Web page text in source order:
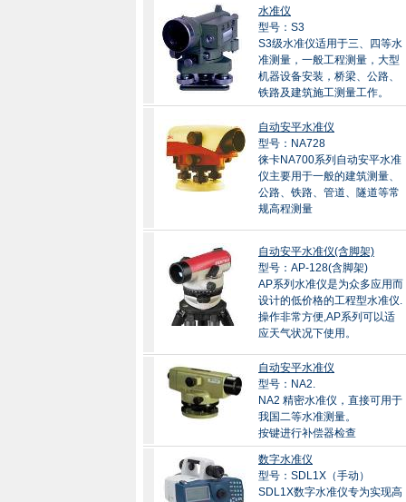
水准仪
型号：S3
S3级水准仪适用于三、四等水
准测量，一般工程测量，大型
机器设备安装，桥梁、公路、
铁路及建筑施工测量工作。
自动安平水准仪
型号：NA728
徕卡NA700系列自动安平水准
仪主要用于一般的建筑测量、
公路、铁路、管道、隧道等常
规高程测量
自动安平水准仪(含脚架)
型号：AP-128(含脚架)
AP系列水准仪是为众多应用而
设计的低价格的工程型水准仪.
操作非常方便,AP系列可以适
应天气状况下使用。
自动安平水准仪
型号：NA2.
NA2 精密水准仪，直接可用于
我国二等水准测量。
按键进行补偿器检查
数字水准仪
型号：SDL1X（手动）
SDL1X数字水准仪专为实现高